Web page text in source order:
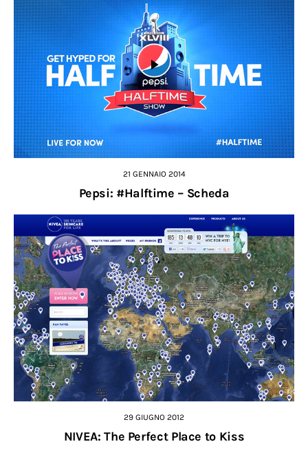
21 GENNAIO 2014
Pepsi: #Halftime – Scheda
29 GIUGNO 2012
NIVEA: The Perfect Place to Kiss